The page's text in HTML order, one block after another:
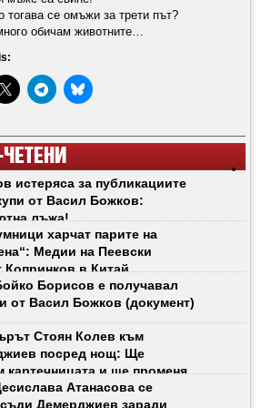
тогава се омъжи за трети път?
обичам животните…
истеряса за публикациите
от Васил Божков:
лъжа!
харчат парите на
Медии на Пеевски
Копринков в Китай
Борисов е получавал
от Васил Божков (документ)
Стоян Колев към
посред нощ: Ще
картечницата и ще променя
рязко!
Атанасова се
съди Демерджиев заради